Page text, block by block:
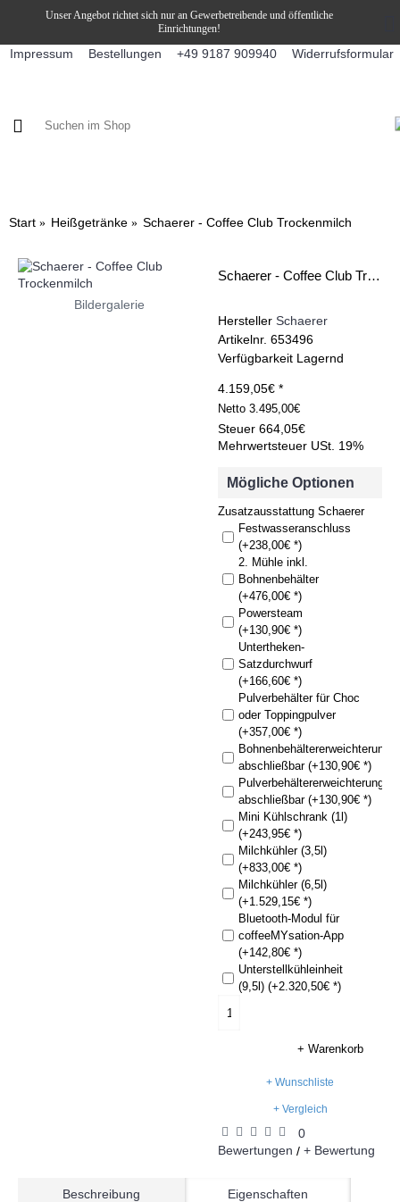
Unser Angebot richtet sich nur an Gewerbetreibende und öffentliche
Einrichtungen!
Impressum Bestellungen +49 9187 909940 Widerrufsformular
Start Heißgetränke Schaerer - Coffee Club Trockenmilch
Bildergalerie
Schaerer - Coffee Club Trockenmilch
Hersteller Schaerer
Artikelnr. 653496
Verfügbarkeit Lagernd
4.159,05€ *
Netto 3.495,00€
Steuer 664,05€
Mehrwertsteuer USt. 19%
Mögliche Optionen
Zusatzausstattung Schaerer
Festwasseranschluss
(+238,00€ *)
2. Mühle inkl.
Bohnenbehälter
(+476,00€ *)
Powersteam
(+130,90€ *)
Untertheken-
Satzdurchwurf
(+166,60€ *)
Pulverbehälter für Choc
oder Toppingpulver
(+357,00€ *)
Bohnenbehältererweichterung
abschließbar (+130,90€ *)
Pulverbehältererweichterung
abschließbar (+130,90€ *)
Mini Kühlschrank (1l)
(+243,95€ *)
Milchkühler (3,5l)
(+833,00€ *)
Milchkühler (6,5l)
(+1.529,15€ *)
Bluetooth-Modul für
coffeeMYsation-App
(+142,80€ *)
Unterstellkühleinheit
(9,5l) (+2.320,50€ *)
+ Warenkorb
+ Wunschliste
+ Vergleich
0
Bewertungen / + Bewertung
Beschreibung Eigenschaften